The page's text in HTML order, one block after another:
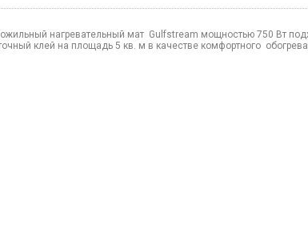
нагревательный мат Gulfstream мощностью 750 Вт
клей на площадь 5 кв. м в качестве комфортного